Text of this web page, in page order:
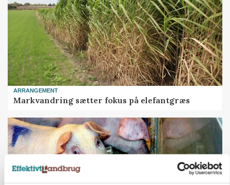
ARRANGEMENT
Markvandring sætter fokus på elefantgræs